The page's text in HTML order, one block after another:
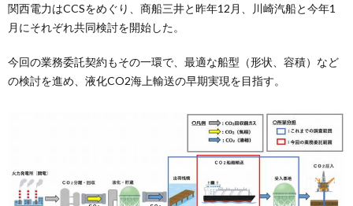
関西電力はCCSをめぐり、商船三井と昨年12月、川崎汽船と今年1
月にそれぞれ共同検討を開始した。
今回の業務委託契約もその一環で、最適な船型（形状、容積）など
の検討を進め、液化CO2海上輸送の早期実現を目指す。